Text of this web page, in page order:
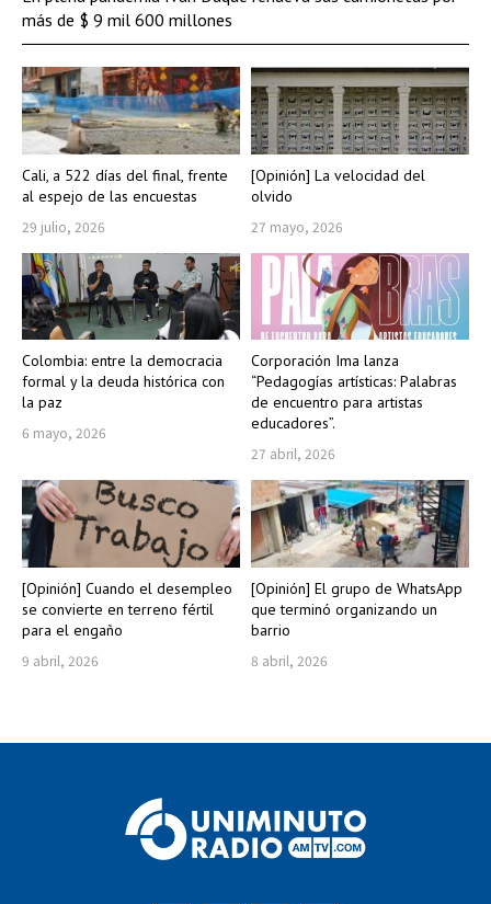
Cali, a 522 días del final, frente
al espejo de las encuestas
29 julio, 2026
[Opinión] La velocidad del
olvido
27 mayo, 2026
Colombia: entre la democracia
formal y la deuda histórica con
la paz
6 mayo, 2026
Corporación Ima lanza
“Pedagogías artísticas: Palabras
de encuentro para artistas
educadores”.
27 abril, 2026
[Opinión] Cuando el desempleo
se convierte en terreno fértil
para el engaño
9 abril, 2026
[Opinión] El grupo de WhatsApp
que terminó organizando un
barrio
8 abril, 2026
más de $ 9 mil 600 millones